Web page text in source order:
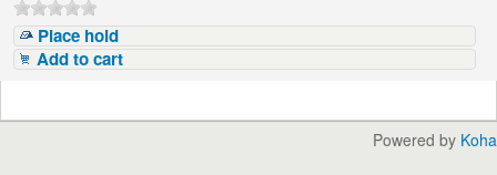
Place hold
Add to cart
Powered by Koha